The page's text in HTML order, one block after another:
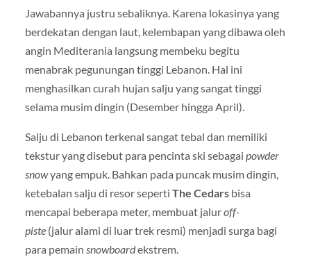
Jawabannya justru sebaliknya. Karena lokasinya yang
berdekatan dengan laut, kelembapan yang dibawa oleh
angin Mediterania langsung membeku begitu
menabrak pegunungan tinggi Lebanon. Hal ini
menghasilkan curah hujan salju yang sangat tinggi
selama musim dingin (Desember hingga April).
Salju di Lebanon terkenal sangat tebal dan memiliki
tekstur yang disebut para pencinta ski sebagai powder
snowyang empuk. Bahkan pada puncak musim dingin,
ketebalan salju di resor seperti The Cedarsbisa
mencapai beberapa meter, membuat jaluroff-
piste(jalur alami di luar trek resmi) menjadi surga bagi
para pemain snowboardekstrem.